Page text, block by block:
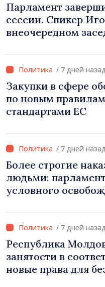
Парламент
сессии. Спикер Игорь Гросу: «Встретимся на
внеочередном
/ 7 дней назад
Закупки в сфере
по новым
стандартами ЕС
/ 7 дней назад
Более строгие
людьми:
условного
/ 7 дней назад
Республика
занятости в
новые права для